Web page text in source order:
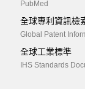
PubMed
全球專利資訊檢
Global Patent
全球工業標準
IHS Standards